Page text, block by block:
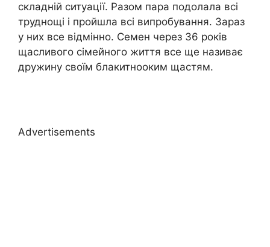
складній ситуації. Разом пара подолала всі
труднощі і пройшла всі випробування. Зараз
у них все відмінно. Семен через 36 років
щасливого сімейного життя все ще називає
дружину своїм блакитнооким щастям.
Advertisements